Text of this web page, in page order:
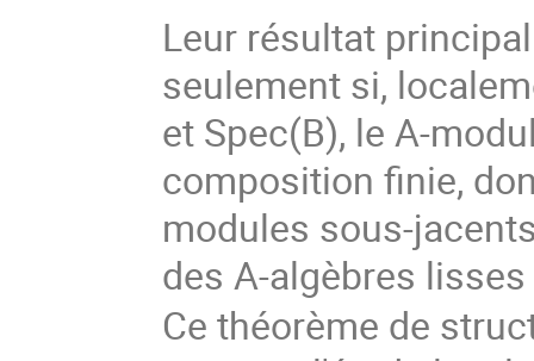
Leur résultat
seulement si,
et Spec(B), le A-
composition finie,
modules sous-
des A-algèbres lisses
Ce théorème de